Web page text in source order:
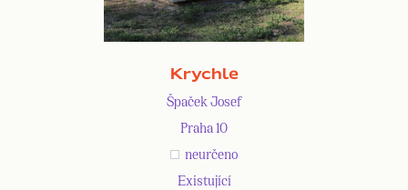
Krychle
Špaček Josef
Praha 10
neurčeno
Existující